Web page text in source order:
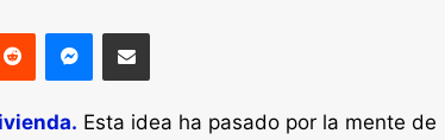
Reddit MessengerCompartir por correo electrónico
Esta idea ha pasado por la mente de